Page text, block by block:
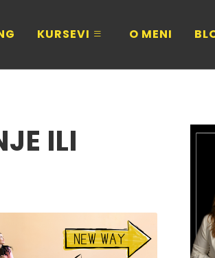
KURSEVI O MENI
ILI